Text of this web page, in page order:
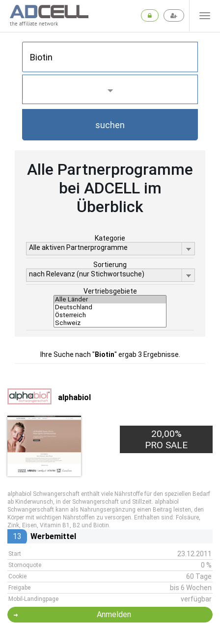
the affiliate network
suchen
Alle Partnerprogramme
bei ADCELL im
Überblick
Kategorie
Alle aktiven Partnerprogramme
Sortierung
nach Relevanz (nur Stichwortsuche)
Vertriebsgebiete
Ihre Suche nach " Biotin" ergab 3 Ergebnisse.
alphabiol
20,00%
PRO SALE
alphabiol Schwangerschaft enthält viele Nährstoffe für den speziellen Bedarf
ab Kinderwunsch, in der Schwangerschaft und Stillzeit. alphabiol
Schwangerschaft kann als Nahrungsergänzung einen Beitrag leisten, den
Körper mit wichtigen Nährstoffen zu versorgen. Enthalten sind: Folsäure,
Zink, Eisen, Vitamin B1, B2 und Biotin.
13 Werbemittel
Start 23.12.2011
Stornoquote 0 %
Cookie 60 Tage
Freigabe bis 6 Wochen
Mobil-Landingpage verfügbar
Anmelden